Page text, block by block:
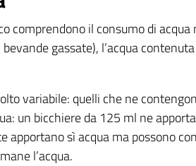
comprendono il consumo di
gassate), l’acqua
variabile: quelli che ne
un bicchiere da 125 ml ne
sì acqua ma possono
l’acqua.